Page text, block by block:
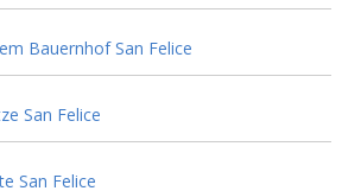
Bauernhof San Felice
San Felice
San Felice